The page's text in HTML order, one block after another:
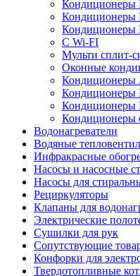
Кондиционеры
Кондиционеры
Кондиционеры
С Wi-FI
Мульти сплит-
Оконные
Кондиционеры
Кондиционеры
Кондиционеры
Кондиционеры
Водонагреватели
Водяные
Инфракрасные
Насосы и насосные
Насосы для
Рециркуляторы
Клапаны для
Электрические
Сушилки для рук
Сопутствующие
Конфорки для
Твердотопливные